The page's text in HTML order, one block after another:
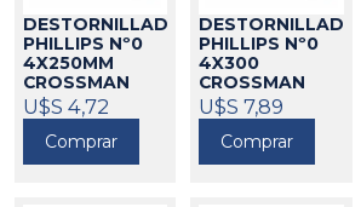
DESTORNILLADOR
PHILLIPS Nº0
4X250MM
CROSSMAN
550024
U$S 4,72
Comprar
PHILLIPS Nº0
4X300
CROSSMAN
550025
U$S 7,89
Comprar